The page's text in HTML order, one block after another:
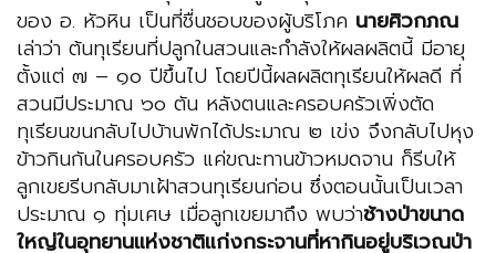
ของ อ. หัวหิน เป็นที่ชื่นชอบของผู้บริโภค นายศิวกภณ
เล่าว่า ต้นทุเรียนที่ปลูกในสวนและกำลังให้ผลผลิตนี้ มีอายุ
ตั้งแต่ ๗ – ๑๐ ปีขึ้นไป โดยปีนี้ผลผลิตทุเรียนให้ผลดี ที่
สวนมีประมาณ ๖๐ ตัน หลังตนและครอบครัวเพิ่งตัด
ทุเรียนขนกลับไปบ้านพักได้ประมาณ ๒ เข่ง จึงกลับไปหุง
ข้าวกินกันในครอบครัว แค่ขณะทานข้าวหมดจาน ก็รีบให้
ลูกเขยรีบกลับมาเฝ้าสวนทุเรียนก่อน ซึ่งตอนนั้นเป็นเวลา
ประมาณ ๑ ทุ่มเศษ เมื่อลูกเขยมาถึง พบว่าช้างป่าขนาด
ใหญ่ในอุทยานแห่งชาติแก่งกระจานที่หากินอยู่บริเวณป่า